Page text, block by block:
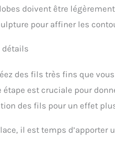
doivent être
pour affiner les
détails
des fils très fins que
est cruciale pour
des fils pour un effet
il est temps